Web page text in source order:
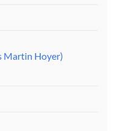
Martin Hoyer)